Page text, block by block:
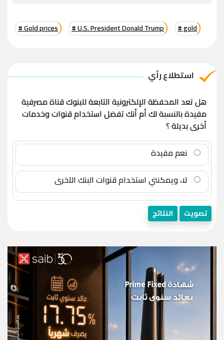
# Gold prices # U.S. President Donald Trump # gold
استطلاع رأي
هل تعد المحفظة الإلكترونية التابعة للبنوك قناة مصرفية
مفيدة بالنسبة لك أم أنك تفضل استخدام قنوات وخدمات
أخرى بديلة ؟
نعم مفيدة
لا، ويمكنني استخدام قنوات البنك الآخرى
تصويت النتائج